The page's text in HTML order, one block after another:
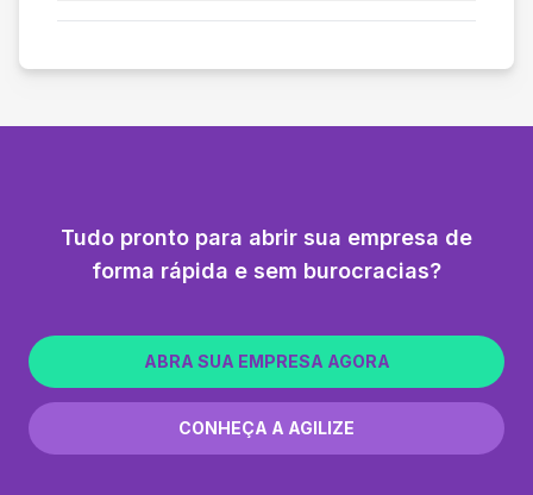
Tudo pronto para abrir sua empresa de
forma rápida e sem burocracias?
ABRA SUA EMPRESA AGORA
CONHEÇA A AGILIZE